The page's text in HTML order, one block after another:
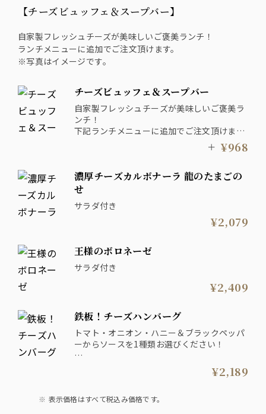
【チーズビュッフェ＆スープバー】
自家製フレッシュチーズが美味しいご褒美ランチ！
ランチメニューに追加でご注文頂けます。
※写真はイメージです。
チーズビュッフェ＆スープバー
自家製フレッシュチーズが美味しいご褒美ラ
ンチ！
下記ランチメニューに追加でご注文頂けま
＋ ¥968
濃厚チーズカルボナーラ 龍のたまごの
せ
サラダ付き
¥2,079
王様のボロネーゼ
サラダ付き
¥2,409
鉄板！チーズハンバーグ
トマト・オニオン・ハニー＆ブラックペッパ
ーからソースを1種類お選びください！
¥2,189
表示価格はすべて税込み価格です。